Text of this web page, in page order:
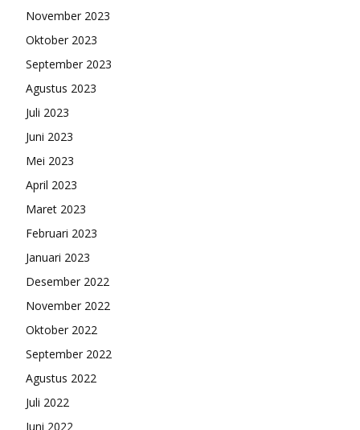
November 2023
Oktober 2023
September 2023
Agustus 2023
Juli 2023
Juni 2023
Mei 2023
April 2023
Maret 2023
Februari 2023
Januari 2023
Desember 2022
November 2022
Oktober 2022
September 2022
Agustus 2022
Juli 2022
Juni 2022